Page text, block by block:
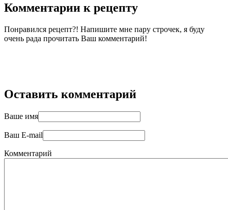
Комментарии к рецепту
Понравился рецепт?! Напишите мне пару строчек, я буду
очень рада прочитать Ваш комментарий!
Оставить комментарий
Ваше имя
Ваш E-mail
Комментарий